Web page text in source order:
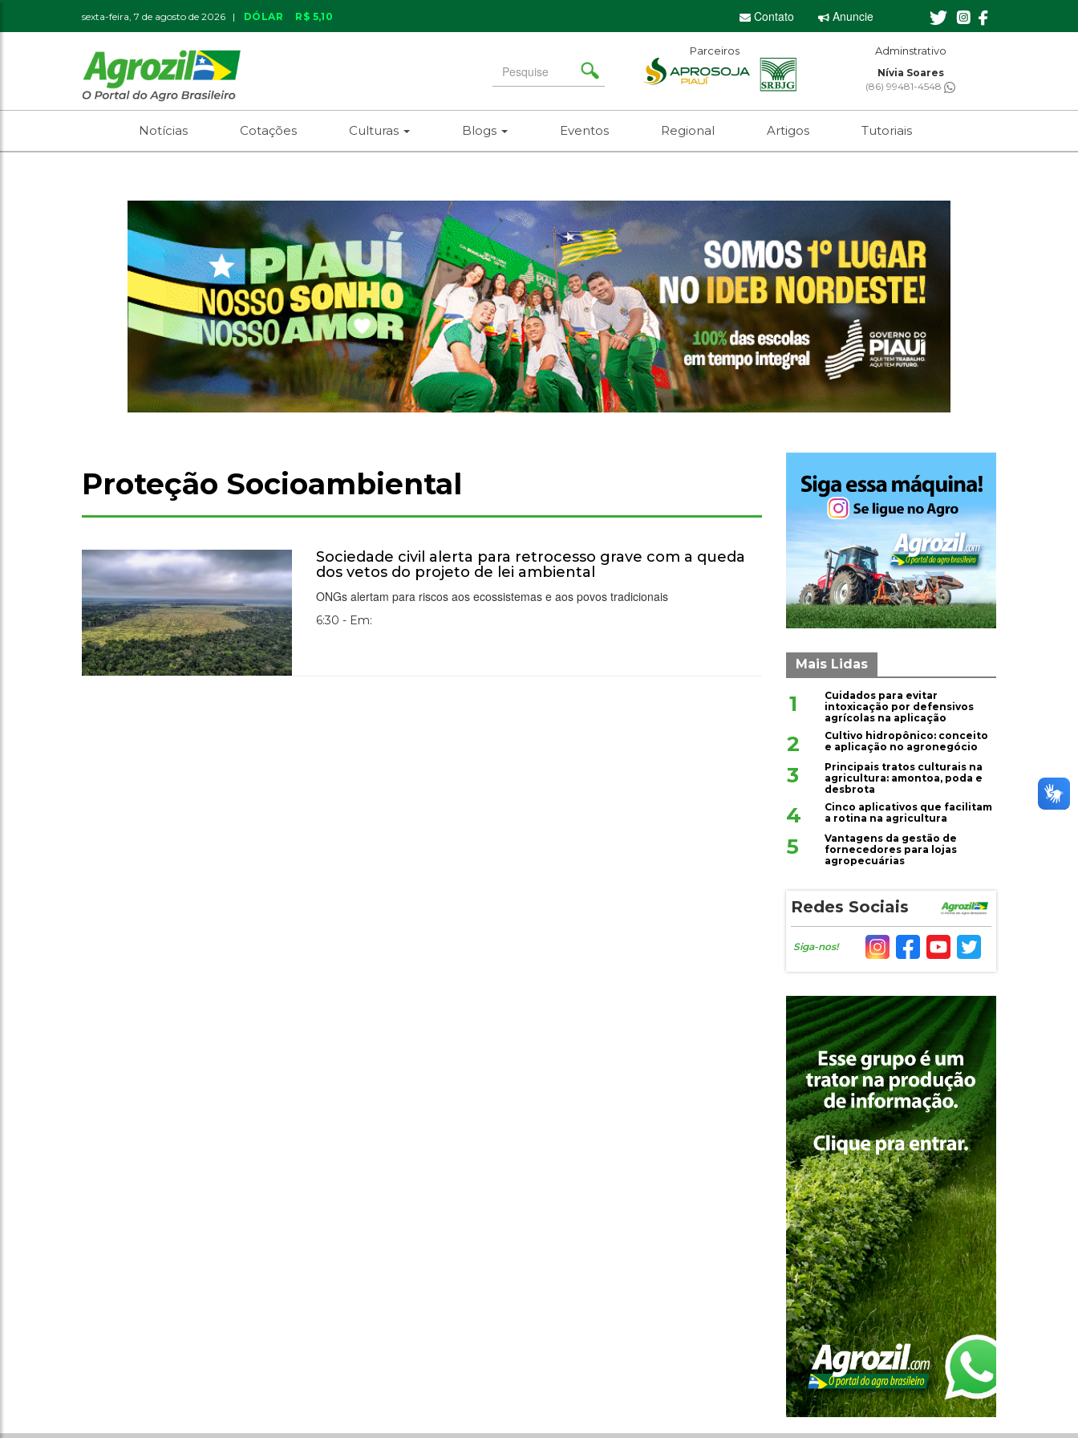
sexta-feira, 7 de agosto de 2026 | DÓLAR R$ 5,10 Contato Anuncie
Search
for
Parceiros Adminstrativo
Nívia Soares
(86) 99481-4548
Notícias Cotações Culturas Blogs Eventos Regional Artigos Tutoriais
Proteção Socioambiental
Sociedade civil alerta para retrocesso grave com a queda
dos vetos do projeto de lei ambiental
ONGs alertam para riscos aos ecossistemas e aos povos tradicionais
6:30 - Em:
Mais Lidas
1
Cuidados para evitar
intoxicação por defensivos
agrícolas na aplicação
2
Cultivo hidropônico: conceito
e aplicação no agronegócio
3
Principais tratos culturais na
agricultura: amontoa, poda e
desbrota
4
Cinco aplicativos que facilitam
a rotina na agricultura
5
Vantagens da gestão de
fornecedores para lojas
agropecuárias
Redes Sociais
Siga-nos!